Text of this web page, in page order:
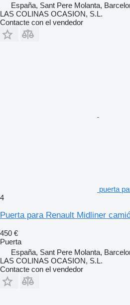
España, Sant Pere Molanta,
LAS COLINAS OCASION, S.L.
Contacte con el vendedor
puerta
4
Puerta para Renault Midliner
450 €
Puerta
España, Sant Pere Molanta,
LAS COLINAS OCASION, S.L.
Contacte con el vendedor